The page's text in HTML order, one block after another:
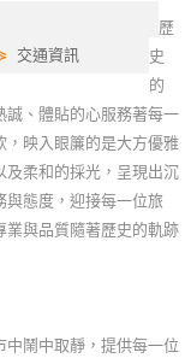
交通資訊
歷
史
的
誠、體貼的心服務著每一
，映入眼簾的是大方優雅
及柔和的採光，呈現出沉
與態度，迎接每一位旅
業與品質隨著歷史的軌跡
鬧中取靜，提供每一位